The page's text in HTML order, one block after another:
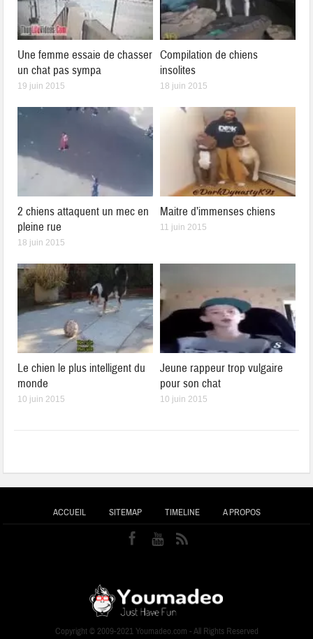
Une femme essaie de chasser
un chat pas sympa
19 juin 2015
Compilation de chiens
insolites
18 juin 2015
2 chiens attaquent un mec en
pleine rue
18 juin 2015
Maitre d’immenses chiens
11 juin 2015
Le chien le plus intelligent du
monde
10 juin 2015
Jeune rappeur trop vulgaire
pour son chat
10 juin 2015
ACCUEIL SITEMAP TIMELINE A PROPOS
Copyright © 2009-2021 Youmadeo.com - All Rights Reserved